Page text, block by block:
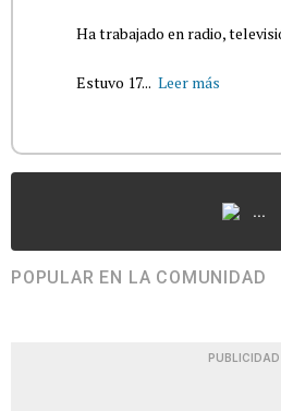
Ha trabajado en radio,
Estuvo 17... Leer más
...
POPULAR EN LA COMUNIDAD
PUBLICIDAD